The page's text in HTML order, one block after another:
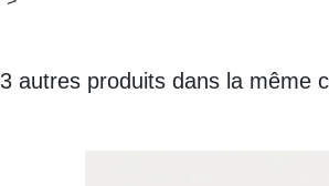
3 autres produits dans la même